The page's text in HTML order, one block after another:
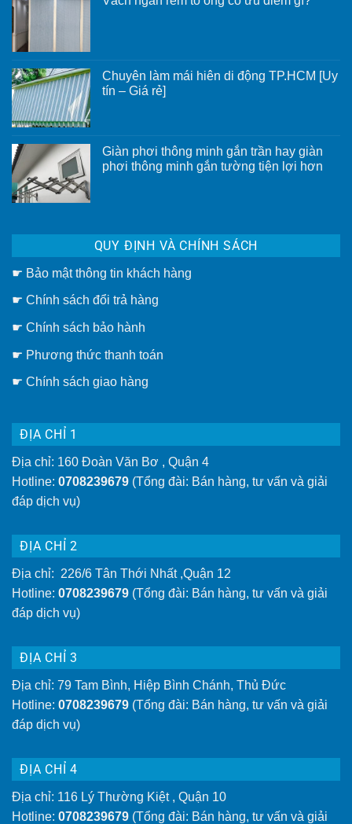
ngăn
rèm
tổ
gì?
Chuyên làm mái hiên di động TP.HCM [Uy
tín – Giá rẻ]
ở
Chuyên
làm
tín
–
Giá
rẻ]
Giàn phơi thông minh gắn trần hay giàn
phơi thông minh gắn tường tiện lợi hơn
Giàn
phơi
thông
gắn
hay
giàn
thông
minh
tường
lợi
hơn
QUY ĐỊNH VÀ CHÍNH SÁCH
☛ Bảo mật thông tin khách hàng
☛ Chính sách đổi trả hàng
☛ Chính sách bảo hành
☛ Phương thức thanh toán
☛ Chính sách giao hàng
ĐỊA CHỈ 1
Địa chỉ: 160 Đoàn Văn Bơ , Quận 4
Hotline: 0708239679 (Tổng đài: Bán hàng, tư vấn và giải
đáp dịch vụ)
ĐỊA CHỈ 2
Địa chỉ: 226/6 Tân Thới Nhất ,Quận 12
Hotline: 0708239679 (Tổng đài: Bán hàng, tư vấn và giải
đáp dịch vụ)
ĐỊA CHỈ 3
Địa chỉ: 79 Tam Bình, Hiệp Bình Chánh, Thủ Đức
Hotline: 0708239679 (Tổng đài: Bán hàng, tư vấn và giải
đáp dịch vụ)
ĐỊA CHỈ 4
Địa chỉ: 116 Lý Thường Kiệt , Quận 10
Hotline: 0708239679 (Tổng đài: Bán hàng, tư vấn và giải